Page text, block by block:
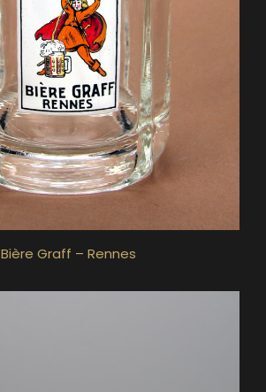
Bière Graff – Rennes